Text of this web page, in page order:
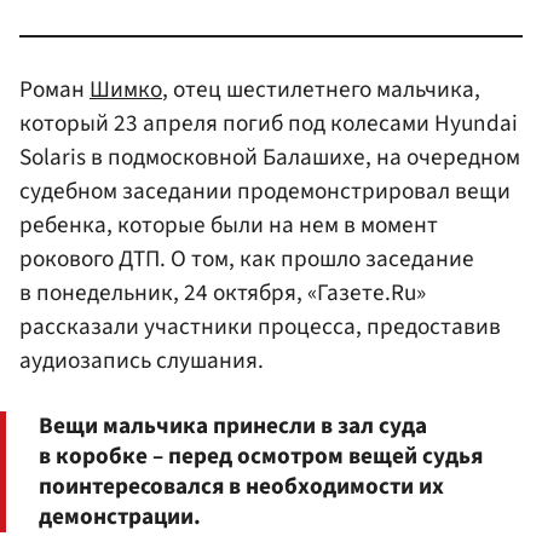
Роман Шимко, отец шестилетнего мальчика,
который 23 апреля погиб под колесами Hyundai
Solaris в подмосковной Балашихе, на очередном
судебном заседании продемонстрировал вещи
ребенка, которые были на нем в момент
рокового ДТП. О том, как прошло заседание
в понедельник, 24 октября, «Газете.Ru»
рассказали участники процесса, предоставив
аудиозапись слушания.
Вещи мальчика принесли в зал суда
в коробке – перед осмотром вещей судья
поинтересовался в необходимости их
демонстрации.